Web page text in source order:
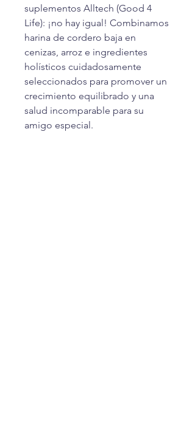
suplementos Alltech (Good 4
Life): ¡no hay igual! Combinamos
harina de cordero baja en
cenizas, arroz e ingredientes
holísticos cuidadosamente
seleccionados para promover un
crecimiento equilibrado y una
salud incomparable para su
amigo especial.